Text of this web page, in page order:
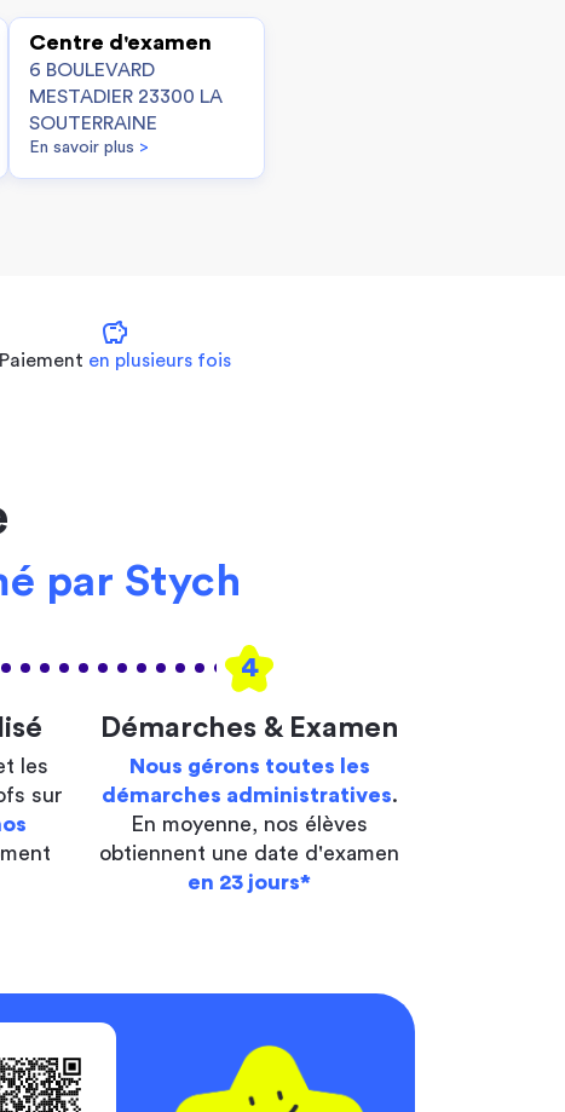
Centre d'examen
6 BOULEVARD
MESTADIER 23300 LA
SOUTERRAINE
En savoir plus >
savings
Paiement en plusieurs fois
par Stych
4
les
sur
Démarches & Examen
Nous gérons toutes les
démarches administratives.
En moyenne, nos élèves
obtiennent une date d'examen
en 23 jours*